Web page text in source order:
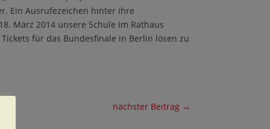
Ein Ausrufezeichen hinter ihre
März 2014 unsere Schule im Rathaus
für das Bundesfinale in Berlin lösen zu
nächster Beitrag →